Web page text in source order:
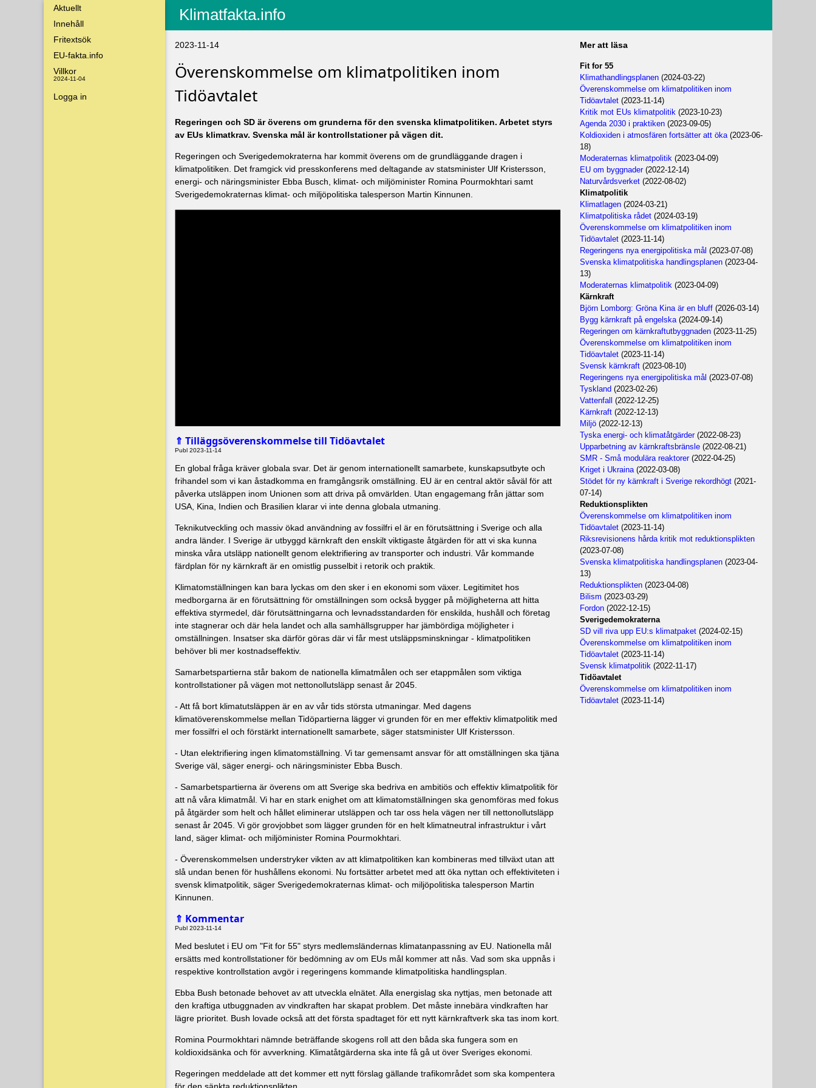
Aktuellt
Innehåll
Fritextsök
EU-fakta.info
Villkor
2024-11-04
Logga in
Klimatfakta.info
2023-11-14
Överenskommelse om klimatpolitiken inom
Tidöavtalet
Regeringen och SD är överens om grunderna för den svenska klimatpolitiken. Arbetet styrs
av EUs klimatkrav. Svenska mål är kontrollstationer på vägen dit.
Regeringen och Sverigedemokraterna har kommit överens om de grundläggande dragen i
klimatpolitiken. Det framgick vid presskonferens med deltagande av statsminister Ulf Kristersson,
energi- och näringsminister Ebba Busch, klimat- och miljöminister Romina Pourmokhtari samt
Sverigedemokraternas klimat- och miljöpolitiska talesperson Martin Kinnunen.
⇑ Tilläggsöverenskommelse till Tidöavtalet
Publ 2023-11-14
En global fråga kräver globala svar. Det är genom internationellt samarbete, kunskapsutbyte och
frihandel som vi kan åstadkomma en framgångsrik omställning. EU är en central aktör såväl för att
påverka utsläppen inom Unionen som att driva på omvärlden. Utan engagemang från jättar som
USA, Kina, Indien och Brasilien klarar vi inte denna globala utmaning.
Teknikutveckling och massiv ökad användning av fossilfri el är en förutsättning i Sverige och alla
andra länder. I Sverige är utbyggd kärnkraft den enskilt viktigaste åtgärden för att vi ska kunna
minska våra utsläpp nationellt genom elektrifiering av transporter och industri. Vår kommande
färdplan för ny kärnkraft är en omistlig pusselbit i retorik och praktik.
Klimatomställningen kan bara lyckas om den sker i en ekonomi som växer. Legitimitet hos
medborgarna är en förutsättning för omställningen som också bygger på möjligheterna att hitta
effektiva styrmedel, där förutsättningarna och levnadsstandarden för enskilda, hushåll och företag
inte stagnerar och där hela landet och alla samhällsgrupper har jämbördiga möjligheter i
omställningen. Insatser ska därför göras där vi får mest utsläppsminskningar - klimatpolitiken
behöver bli mer kostnadseffektiv.
Samarbetspartierna står bakom de nationella klimatmålen och ser etappmålen som viktiga
kontrollstationer på vägen mot nettonollutsläpp senast år 2045.
- Att få bort klimatutsläppen är en av vår tids största utmaningar. Med dagens
klimatöverenskommelse mellan Tidöpartierna lägger vi grunden för en mer effektiv klimatpolitik med
mer fossilfri el och förstärkt internationellt samarbete, säger statsminister Ulf Kristersson.
- Utan elektrifiering ingen klimatomställning. Vi tar gemensamt ansvar för att omställningen ska tjäna
Sverige väl, säger energi- och näringsminister Ebba Busch.
- Samarbetspartierna är överens om att Sverige ska bedriva en ambitiös och effektiv klimatpolitik för
att nå våra klimatmål. Vi har en stark enighet om att klimatomställningen ska genomföras med fokus
på åtgärder som helt och hållet eliminerar utsläppen och tar oss hela vägen ner till nettonollutsläpp
senast år 2045. Vi gör grovjobbet som lägger grunden för en helt klimatneutral infrastruktur i vårt
land, säger klimat- och miljöminister Romina Pourmokhtari.
- Överenskommelsen understryker vikten av att klimatpolitiken kan kombineras med tillväxt utan att
slå undan benen för hushållens ekonomi. Nu fortsätter arbetet med att öka nyttan och effektiviteten i
svensk klimatpolitik, säger Sverigedemokraternas klimat- och miljöpolitiska talesperson Martin
Kinnunen.
⇑ Kommentar
Publ 2023-11-14
Med beslutet i EU om "Fit for 55" styrs medlemsländernas klimatanpassning av EU. Nationella mål
ersätts med kontrollstationer för bedömning av om EUs mål kommer att nås. Vad som ska uppnås i
respektive kontrollstation avgör i regeringens kommande klimatpolitiska handlingsplan.
Ebba Bush betonade behovet av att utveckla elnätet. Alla energislag ska nyttjas, men betonade att
den kraftiga utbuggnaden av vindkraften har skapat problem. Det måste innebära vindkraften har
lägre prioritet. Bush lovade också att det första spadtaget för ett nytt kärnkraftverk ska tas inom kort.
Romina Pourmokhtari nämnde beträffande skogens roll att den båda ska fungera som en
koldioxidsänka och för avverkning. Klimatåtgärderna ska inte få gå ut över Sveriges ekonomi.
Regeringen meddelade att det kommer ett nytt förslag gällande trafikområdet som ska kompentera
Mer att läsa
Fit for 55
Klimathandlingsplanen(2024-03-22)
Överenskommelse om klimatpolitiken inom
Tidöavtalet(2023-11-14)
Kritik mot EUs klimatpolitik(2023-10-23)
Agenda 2030 i praktiken(2023-09-05)
Koldioxiden i atmosfären fortsätter att öka(2023-06-
18)
Moderaternas klimatpolitik(2023-04-09)
EU om byggnader(2022-12-14)
Naturvårdsverket(2022-08-02)
Klimatpolitik
Klimatlagen(2024-03-21)
Klimatpolitiska rådet(2024-03-19)
Överenskommelse om klimatpolitiken inom
Tidöavtalet(2023-11-14)
Regeringens nya energipolitiska mål (2023-07-08)
Svenska klimatpolitiska handlingsplanen(2023-04-
13)
Moderaternas klimatpolitik(2023-04-09)
Kärnkraft
Björn Lomborg: Gröna Kina är en bluff(2026-03-14)
Bygg kärnkraft på engelska(2024-09-14)
Regeringen om kärnkraftutbyggnaden(2023-11-25)
Överenskommelse om klimatpolitiken inom
Tidöavtalet(2023-11-14)
Svensk kärnkraft(2023-08-10)
Regeringens nya energipolitiska mål (2023-07-08)
Tyskland (2023-02-26)
Vattenfall (2022-12-25)
Kärnkraft(2022-12-13)
Miljö(2022-12-13)
Tyska energi- och klimatåtgärder(2022-08-23)
Upparbetning av kärnkraftsbränsle(2022-08-21)
SMR - Små modulära reaktorer(2022-04-25)
Kriget i Ukraina(2022-03-08)
Stödet för ny kärnkraft i Sverige rekordhögt(2021-
07-14)
Reduktionsplikten
Överenskommelse om klimatpolitiken inom
Tidöavtalet(2023-11-14)
Riksrevisionens hårda kritik mot reduktionsplikten
(2023-07-08)
Svenska klimatpolitiska handlingsplanen(2023-04-
13)
Reduktionsplikten(2023-04-08)
Bilism (2023-03-29)
Fordon(2022-12-15)
Sverigedemokraterna
SD vill riva upp EU:s klimatpaket(2024-02-15)
Överenskommelse om klimatpolitiken inom
Tidöavtalet(2023-11-14)
Svensk klimatpolitik(2022-11-17)
Tidöavtalet
Överenskommelse om klimatpolitiken inom
Tidöavtalet(2023-11-14)